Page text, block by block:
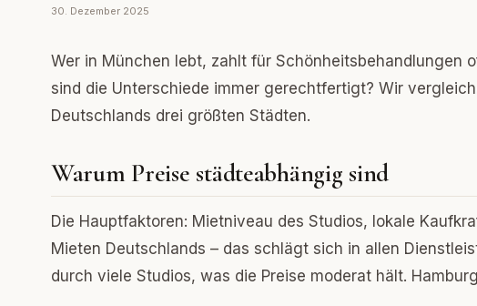
30. Dezember 2025
Wer in München lebt, zahlt für Schönheitsbehandlungen
sind die Unterschiede immer gerechtfertigt? Wir
Deutschlands drei größten Städten.
Warum Preise städteabhängig sind
Die Hauptfaktoren: Mietniveau des Studios, lokale
Mieten Deutschlands – das schlägt sich in allen
durch viele Studios, was die Preise moderat hält.